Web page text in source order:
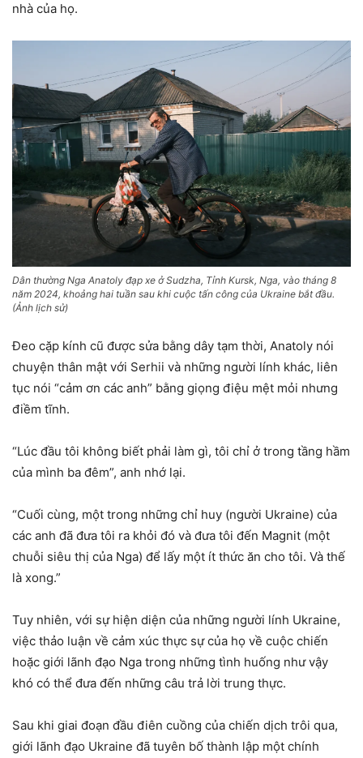
nhà của họ.
Dân thường Nga Anatoly đạp xe ở Sudzha, Tỉnh Kursk, Nga, vào tháng 8
năm 2024, khoảng hai tuần sau khi cuộc tấn công của Ukraine bắt đầu.
(Ảnh lịch sử)
Đeo cặp kính cũ được sửa bằng dây tạm thời, Anatoly nói
chuyện thân mật với Serhii và những người lính khác, liên
tục nói “cảm ơn các anh” bằng giọng điệu mệt mỏi nhưng
điềm tĩnh.
“Lúc đầu tôi không biết phải làm gì, tôi chỉ ở trong tầng hầm
của mình ba đêm”, anh nhớ lại.
“Cuối cùng, một trong những chỉ huy (người Ukraine) của
các anh đã đưa tôi ra khỏi đó và đưa tôi đến Magnit (một
chuỗi siêu thị của Nga) để lấy một ít thức ăn cho tôi. Và thế
là xong.”
Tuy nhiên, với sự hiện diện của những người lính Ukraine,
việc thảo luận về cảm xúc thực sự của họ về cuộc chiến
hoặc giới lãnh đạo Nga trong những tình huống như vậy
khó có thể đưa đến những câu trả lời trung thực.
Sau khi giai đoạn đầu điên cuồng của chiến dịch trôi qua,
giới lãnh đạo Ukraine đã tuyên bố thành lập một chính